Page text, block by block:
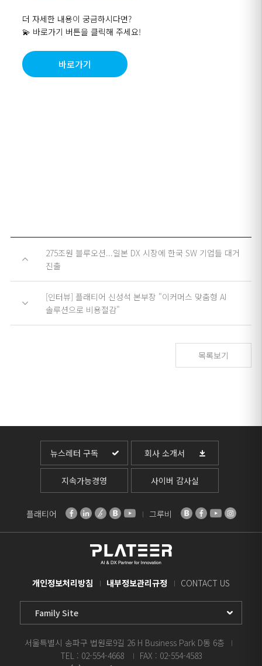
더 자세한 내용이 궁금하시다면?
💫 바로가기 버튼을 클릭해 주세요!
바로가기
275조원 블루오션...일본 DX 시장에 한국 SW 기업들 대거
진출
[인터뷰] 플래티어 신성석 본부장 "이커머스 맞춤형 AI
솔루션으로 비용절감"
목록보기
뉴스레터 구독 회사 소개서
지속가능경영 사이버 감사실
플래티어 그루비
개인정보처리방침 내부정보관리규정 CONTACT US
서울특별시 송파구 법원로9길 26 H Business Park D동 6층
TEL : 02-554-4668
FAX : 02-554-4583